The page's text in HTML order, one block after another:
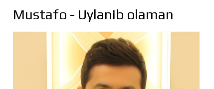
Mustafo - Uylanib olaman